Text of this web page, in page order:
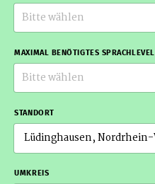
Bitte wählen
MAXIMAL BENÖTIGTES SPRACHLEVEL
Bitte wählen
STANDORT
UMKREIS